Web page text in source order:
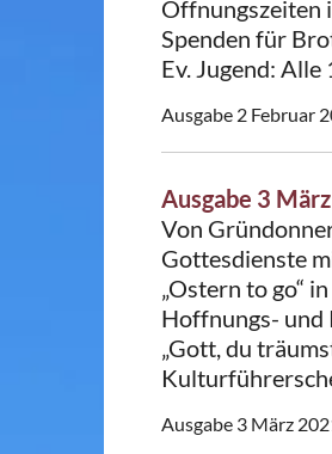
Öffnungszeiten
Spenden für
Ev. Jugend:
Ausgabe 2 Februar
Ausgabe 3
Von
Gottesdienste
„Ostern to go“
Hoffnungs- und
„Gott, du
Ausgabe 3 März